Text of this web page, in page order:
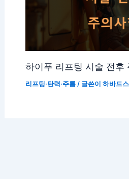
하이푸 리프팅 시술 전후
리프팅·탄력·주름/ 글쓴이 하바드